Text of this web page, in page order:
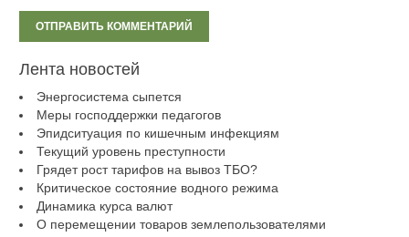
Лента новостей
Энергосистема сыпется
Меры господдержки педагогов
Эпидситуация по кишечным инфекциям
Текущий уровень преступности
Грядет рост тарифов на вывоз ТБО?
Критическое состояние водного режима
Динамика курса валют
О перемещении товаров землепользователями